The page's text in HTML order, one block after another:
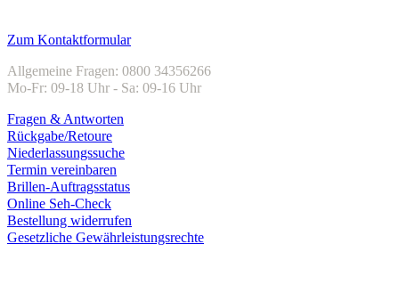
Zum Kontaktformular
Allgemeine Fragen: 0800 34356266
Mo-Fr: 09-18 Uhr - Sa: 09-16 Uhr
Fragen & Antworten
Rückgabe/Retoure
Niederlassungssuche
Termin vereinbaren
Brillen-Auftragsstatus
Online Seh-Check
Bestellung widerrufen
Gesetzliche Gewährleistungsrechte